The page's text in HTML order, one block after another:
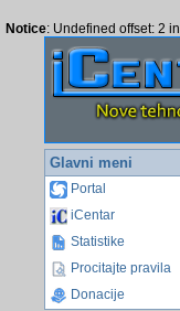
Notice: Undefined offset: 2 in
Glavni meni
Portal
iCentar
Statistike
Procitajte pravila
Donacije